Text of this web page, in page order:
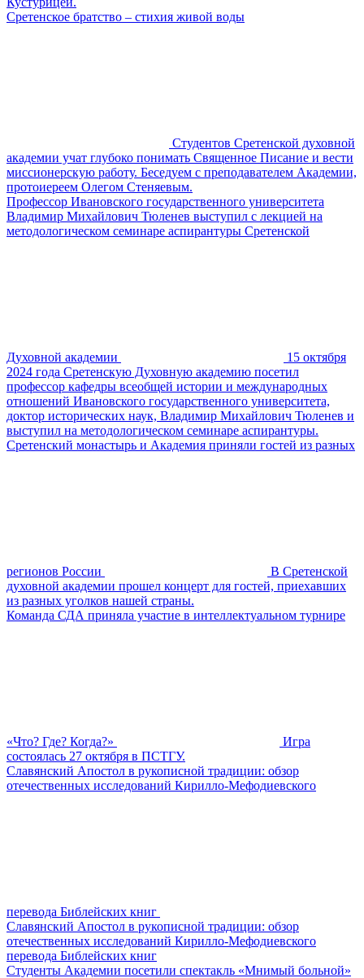
Сретенское братство – стихия живой воды
Студентов Сретенской духовной
академии учат глубоко понимать Священное Писание и вести
миссионерскую работу. Беседуем с преподавателем Академии,
протоиереем Олегом Стеняевым.
Профессор Ивановского государственного университета
Владимир Михайлович Тюленев выступил с лекцией на
методологическом семинаре аспирантуры Сретенской
Духовной академии
15 октября
2024 года Сретенскую Духовную академию посетил
профессор кафедры всеобщей истории и международных
отношений Ивановского государственного университета,
доктор исторических наук, Владимир Михайлович Тюленев и
выступил на методологическом семинаре аспирантуры.
Сретенский монастырь и Академия приняли гостей из разных
регионов России
В Сретенской
духовной академии прошел концерт для гостей, приехавших
из разных уголков нашей страны.
Команда СДА приняла участие в интеллектуальном турнире
«Что? Где? Когда?»
Игра
состоялась 27 октября в ПСТГУ.
Славянский Апостол в рукописной традиции: обзор
отечественных исследований Кирилло-Мефодиевского
перевода Библейских книг
Славянский Апостол в рукописной традиции: обзор
отечественных исследований Кирилло-Мефодиевского
перевода Библейских книг
Студенты Академии посетили спектакль «Мнимый больной»